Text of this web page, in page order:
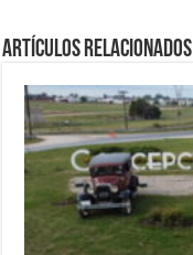
Artículos Relacionados